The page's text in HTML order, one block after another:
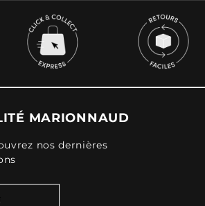
MARIONNAUD
nos dernières